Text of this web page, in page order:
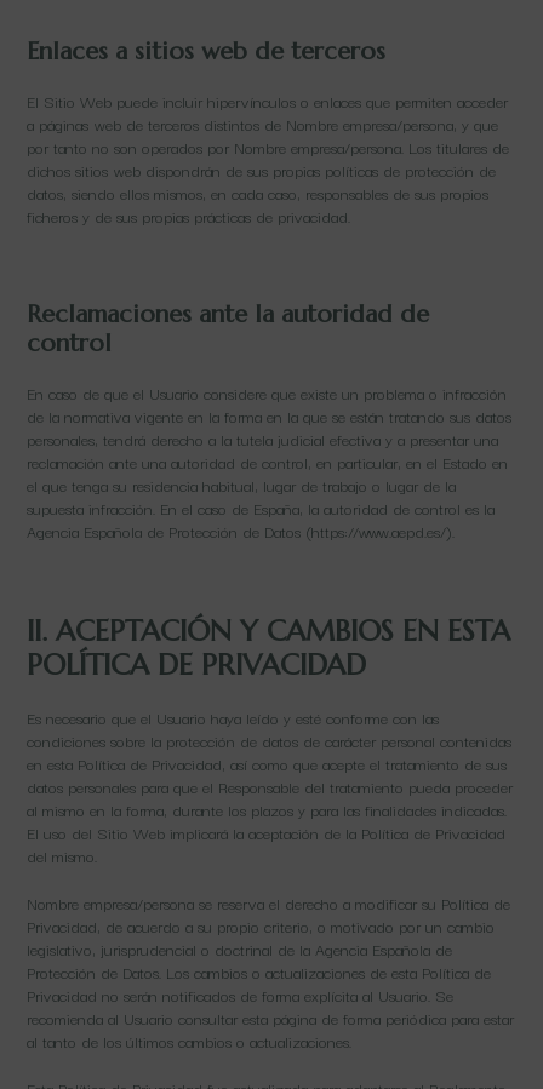
Enlaces a sitios web de terceros
El Sitio Web puede incluir hipervínculos o enlaces que permiten acceder
a páginas web de terceros distintos de Nombre empresa/persona, y que
por tanto no son operados por Nombre empresa/persona. Los titulares de
dichos sitios web dispondrán de sus propias políticas de protección de
datos, siendo ellos mismos, en cada caso, responsables de sus propios
ficheros y de sus propias prácticas de privacidad.
Reclamaciones ante la autoridad de
control
En caso de que el Usuario considere que existe un problema o infracción
de la normativa vigente en la forma en la que se están tratando sus datos
personales, tendrá derecho a la tutela judicial efectiva y a presentar una
reclamación ante una autoridad de control, en particular, en el Estado en
el que tenga su residencia habitual, lugar de trabajo o lugar de la
supuesta infracción. En el caso de España, la autoridad de control es la
Agencia Española de Protección de Datos (https://www.aepd.es/).
II. ACEPTACIÓN Y CAMBIOS EN ESTA
POLÍTICA DE PRIVACIDAD
Es necesario que el Usuario haya leído y esté conforme con las
condiciones sobre la protección de datos de carácter personal contenidas
en esta Política de Privacidad, así como que acepte el tratamiento de sus
datos personales para que el Responsable del tratamiento pueda proceder
al mismo en la forma, durante los plazos y para las finalidades indicadas.
El uso del Sitio Web implicará la aceptación de la Política de Privacidad
del mismo.
Nombre empresa/persona se reserva el derecho a modificar su Política de
Privacidad, de acuerdo a su propio criterio, o motivado por un cambio
legislativo, jurisprudencial o doctrinal de la Agencia Española de
Protección de Datos. Los cambios o actualizaciones de esta Política de
Privacidad no serán notificados de forma explícita al Usuario. Se
recomienda al Usuario consultar esta página de forma periódica para estar
al tanto de los últimos cambios o actualizaciones.